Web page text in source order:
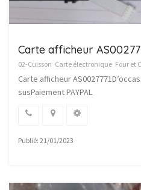
Carte afficheur
02-Cuisson Carte électronique Four et
Carte afficheur
susPaiement PAYPAL
Publié: 21/01/2023